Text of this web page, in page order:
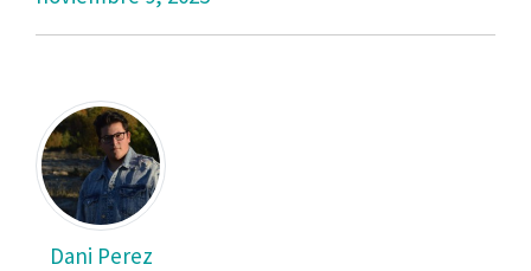
Dani Perez